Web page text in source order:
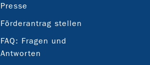
Presse
Förderantrag stellen
FAQ: Fragen und
Antworten